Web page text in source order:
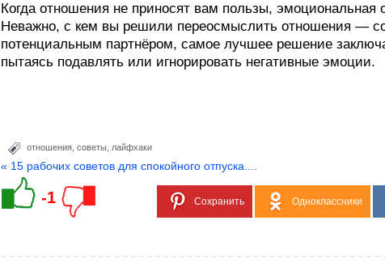
Когда отношения не приносят вам пользы, эмоциональная
Неважно, с кем вы решили переосмыслить отношения —
потенциальным партнёром, самое лучшее решение
пытаясь подавлять или игнорировать негативные эмоции.
отношения советы лайфхаки
« 15 рабочих советов для спокойного отпуска....
-1 Сохранить Одноклассники